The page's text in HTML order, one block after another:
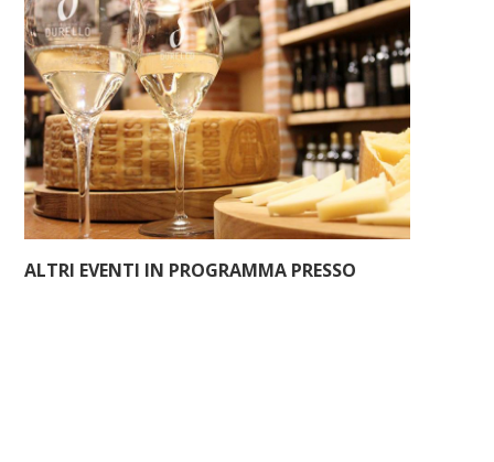
ALTRI EVENTI IN PROGRAMMA PRESSO